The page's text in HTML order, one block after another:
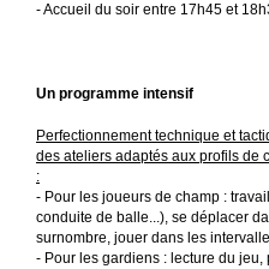
- Accueil du soir entre 17h45 et
Un programme intensif
Perfectionnement technique et
des ateliers adaptés aux profils de
:
- Pour les joueurs de champ :
conduite de balle...), se déplacer
surnombre, jouer dans les
- Pour les gardiens : lecture du